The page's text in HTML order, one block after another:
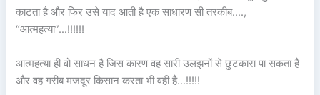
काटता है और फिर उसे याद आती है एक साधारण सी तरकीब….,
“आत्महत्या”…!!!!!!
आत्महत्या ही वो साधन है जिस कारण वह सारी उलझनों से छुटकारा पा सकता है
और वह गरीब मजदूर किसान करता भी वही है…!!!!!